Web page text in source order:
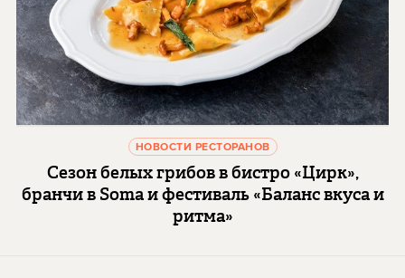
НОВОСТИ РЕСТОРАНОВ
Сезон белых грибов в бистро «Цирк»,
бранчи в Soma и фестиваль «Баланс вкуса и
ритма»